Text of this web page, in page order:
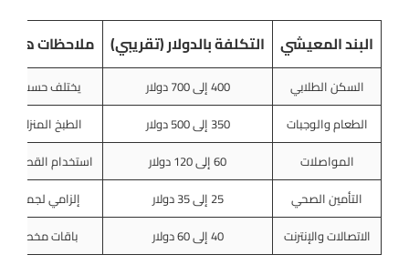
البند المعيشي التكلفة بالدولار (تقريبي) ملاحظات
السكن الطلابي 400 إلى 700 دولار
يختلف حسب نوع
الطعام والوجبات
350 إلى 500 دولار
الطبخ المنزلي
المواصلات
60 إلى 120 دولار
استخدام القطارات
التأمين الصحي
25 إلى 35 دولار
إلزامي لجميع
الاتصالات والإنترنت
40 إلى 60 دولار باقات مخصصة